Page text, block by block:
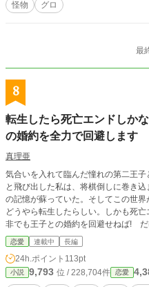
怪物 グロ
最
8
転生したら死亡エンドしか
の婚約を全力で回避します
真理亜
気合いを入れて臨んだ憧れの第二王
と飛び出した私は、将棋倒しに巻き
の記憶が蘇っていた。そしてこの世界
どうやら転生したらしい。しかも死
非でも王子との婚約を回避せねば!
ても王子の方から近寄って来るわ、ヒ
う大変! 一体なにがどーなってんの
更しました。
恋愛 連載中 長編
24h.ポイント 113pt
小説 9,793 位 / 228,704件 恋愛